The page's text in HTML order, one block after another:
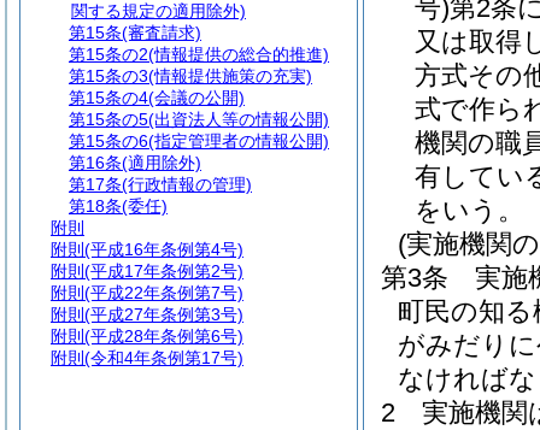
号)第2条
又は取得
方式その
式で作ら
機関の職
有してい
をいう。
(実施機関
第3条
実施
町民の知
がみだり
なければ
2
実施機関
関する規定の適用除外)
第15条(審査請求)
第15条の2(情報提供の総合的推進)
第15条の3(情報提供施策の充実)
第15条の4(会議の公開)
第15条の5(出資法人等の情報公開)
第15条の6(指定管理者の情報公開)
第16条(適用除外)
第17条(行政情報の管理)
第18条(委任)
附則
附則 (平成16年条例第4号)
附則 (平成17年条例第2号)
附則 (平成22年条例第7号)
附則 (平成27年条例第3号)
附則 (平成28年条例第6号)
附則 (令和4年条例第17号)